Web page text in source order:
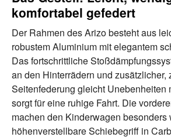
komfortabel gefedert
Der Rahmen des Arizo besteht aus
robustem Aluminium mit elegantem
Das fortschrittliche
an den Hinterrädern und zusätzlicher,
Seitenfederung gleicht Unebenheiten
sorgt für eine ruhige Fahrt. Die
machen den Kinderwagen besonders
höhenverstellbare Schiebegriff in